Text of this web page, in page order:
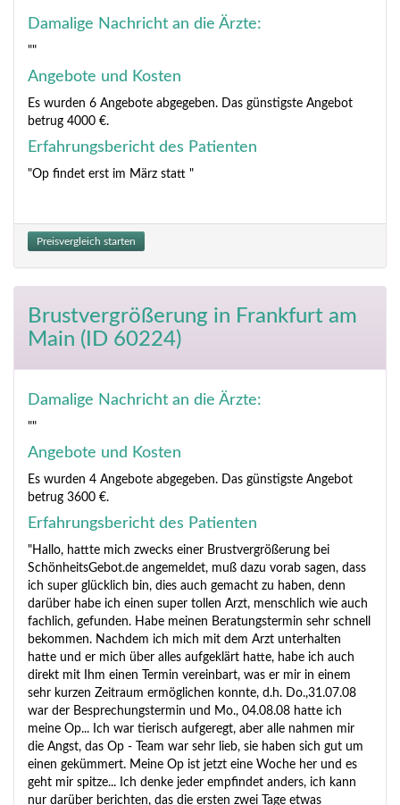
Damalige Nachricht an die Ärzte:
""
Angebote und Kosten
Es wurden 6 Angebote abgegeben. Das günstigste Angebot
betrug 4000 €.
Erfahrungsbericht des Patienten
"Op findet erst im März statt "
Preisvergleich starten
Brustvergrößerung in Frankfurt am
Main (ID 60224)
Damalige Nachricht an die Ärzte:
""
Angebote und Kosten
Es wurden 4 Angebote abgegeben. Das günstigste Angebot
betrug 3600 €.
Erfahrungsbericht des Patienten
"Hallo, hattte mich zwecks einer Brustvergrößerung bei
SchönheitsGebot.de angemeldet, muß dazu vorab sagen, dass
ich super glücklich bin, dies auch gemacht zu haben, denn
darüber habe ich einen super tollen Arzt, menschlich wie auch
fachlich, gefunden. Habe meinen Beratungstermin sehr schnell
bekommen. Nachdem ich mich mit dem Arzt unterhalten
hatte und er mich über alles aufgeklärt hatte, habe ich auch
direkt mit Ihm einen Termin vereinbart, was er mir in einem
sehr kurzen Zeitraum ermöglichen konnte, d.h. Do.,31.07.08
war der Besprechungstermin und Mo., 04.08.08 hatte ich
meine Op... Ich war tierisch aufgeregt, aber alle nahmen mir
die Angst, das Op - Team war sehr lieb, sie haben sich gut um
einen gekümmert. Meine Op ist jetzt eine Woche her und es
geht mir spitze... Ich denke jeder empfindet anders, ich kann
nur darüber berichten, das die ersten zwei Tage etwas